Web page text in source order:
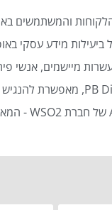
והמשתמשים
מידע עסקי
מיישמים, אנשי